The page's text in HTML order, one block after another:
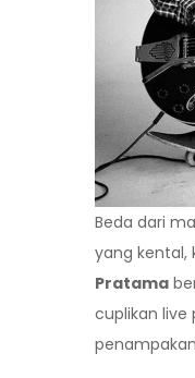
Beda dari
yang kental,
Pratama
cuplikan live